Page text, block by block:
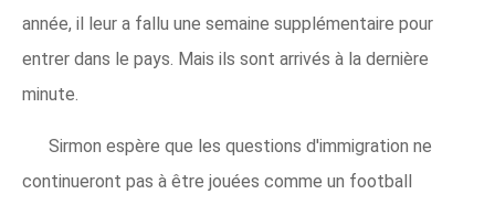
année, il leur a fallu une semaine supplémentaire pour
entrer dans le pays. Mais ils sont arrivés à la dernière
minute.
Sirmon espère que les questions d'immigration ne
continueront pas à être jouées comme un football